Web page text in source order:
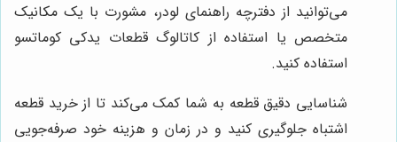
می‌توانید از دفترچه راهنمای لودر، مشورت با یک مکانیک
متخصص یا استفاده از کاتالوگ قطعات یدکی کوماتسو
استفاده کنید.
شناسایی دقیق قطعه به شما کمک می‌کند تا از خرید قطعه
اشتباه جلوگیری کنید و در زمان و هزینه خود صرفه‌جویی